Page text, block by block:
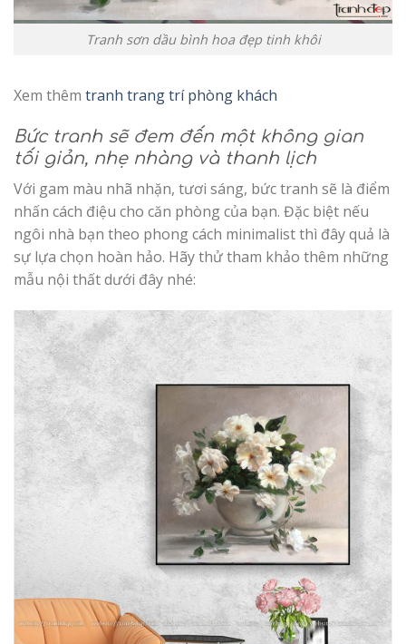
Tranh sơn dầu bình hoa đẹp tinh khôi
Xem thêm tranh trang trí phòng khách
Bức tranh sẽ đem đến một không gian
tối giản, nhẹ nhàng và thanh lịch
Với gam màu nhã nhặn, tươi sáng, bức tranh sẽ là điểm
nhấn cách điệu cho căn phòng của bạn. Đặc biệt nếu
ngôi nhà bạn theo phong cách minimalist thì đây quả là
sự lựa chọn hoàn hảo. Hãy thử tham khảo thêm những
mẫu nội thất dưới đây nhé: